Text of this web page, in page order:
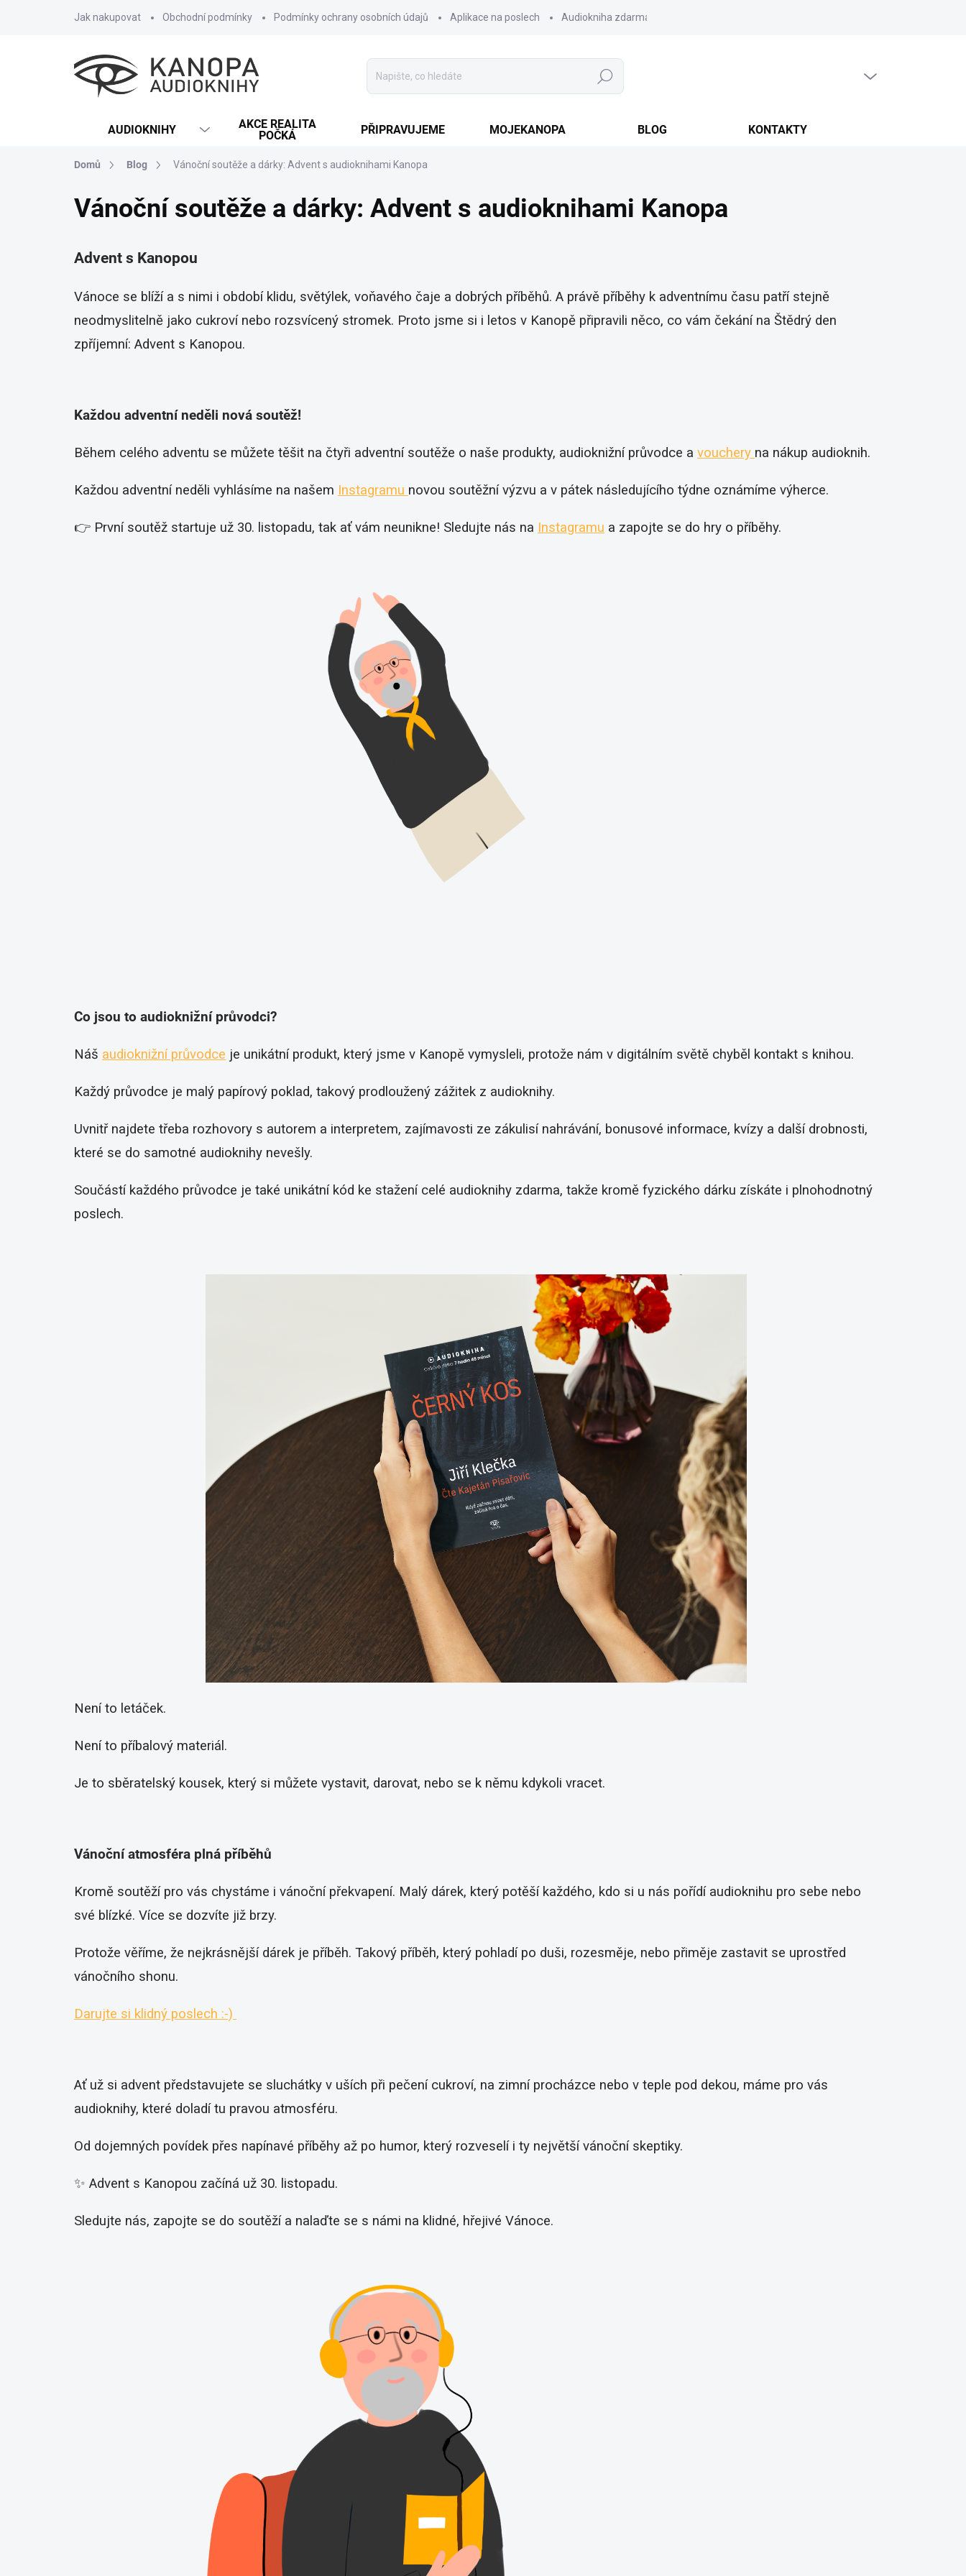
Jak nakupovat Obchodní podmínky Podmínky ochrany osobních údajů Aplikace na poslech Audiokniha zdarma
Hledat
AUDIOKNIHY
AKCE REALITA
POČKÁ
PŘIPRAVUJEME MOJEKANOPA BLOG KONTAKTY
Domů Blog Vánoční soutěže a dárky: Advent s audioknihami Kanopa
Vánoční soutěže a dárky: Advent s audioknihami Kanopa
Advent s Kanopou
Vánoce se blíží a s nimi i období klidu, světýlek, voňavého čaje a dobrých příběhů. A právě příběhy k adventnímu času patří stejně
neodmyslitelně jako cukroví nebo rozsvícený stromek. Proto jsme si i letos v Kanopě připravili něco, co vám čekání na Štědrý den
zpříjemní: Advent s Kanopou.
Každou adventní neděli nová soutěž!
Během celého adventu se můžete těšit na čtyři adventní soutěže o naše produkty, audioknižní průvodce a vouchery na nákup audioknih.
Každou adventní neděli vyhlásíme na našem Instagramu novou soutěžní výzvu a v pátek následujícího týdne oznámíme výherce.
👉 První soutěž startuje už 30. listopadu, tak ať vám neunikne! Sledujte nás na Instagramu a zapojte se do hry o příběhy.
Co jsou to audioknižní průvodci?
Náš audioknižní průvodce je unikátní produkt, který jsme v Kanopě vymysleli, protože nám v digitálním světě chyběl kontakt s knihou.
Každý průvodce je malý papírový poklad, takový prodloužený zážitek z audioknihy.
Uvnitř najdete třeba rozhovory s autorem a interpretem, zajímavosti ze zákulisí nahrávání, bonusové informace, kvízy a další drobnosti,
které se do samotné audioknihy nevešly.
Součástí každého průvodce je také unikátní kód ke stažení celé audioknihy zdarma, takže kromě fyzického dárku získáte i plnohodnotný
poslech.
Není to letáček.
Není to příbalový materiál.
Je to sběratelský kousek, který si můžete vystavit, darovat, nebo se k němu kdykoli vracet.
Vánoční atmosféra plná příběhů
Kromě soutěží pro vás chystáme i vánoční překvapení. Malý dárek, který potěší každého, kdo si u nás pořídí audioknihu pro sebe nebo
své blízké. Více se dozvíte již brzy.
Protože věříme, že nejkrásnější dárek je příběh. Takový příběh, který pohladí po duši, rozesměje, nebo přiměje zastavit se uprostřed
vánočního shonu.
Darujte si klidný poslech :-)
Ať už si advent představujete se sluchátky v uších při pečení cukroví, na zimní procházce nebo v teple pod dekou, máme pro vás
audioknihy, které doladí tu pravou atmosféru.
Od dojemných povídek přes napínavé příběhy až po humor, který rozveselí i ty největší vánoční skeptiky.
✨ Advent s Kanopou začíná už 30. listopadu.
Sledujte nás, zapojte se do soutěží a nalaďte se s námi na klidné, hřejivé Vánoce.